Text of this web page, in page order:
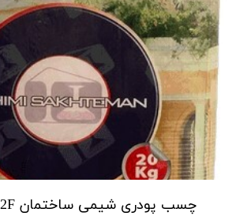
چسب پودری شیمی ساختمان BK2F طوسی